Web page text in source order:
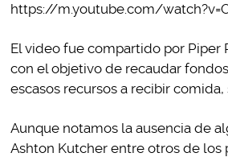
https://m.youtube.com/
El video fue compartido por Piper
con el objetivo de recaudar
escasos recursos a recibir
Aunque notamos la ausencia de
Ashton Kutcher entre otros de los